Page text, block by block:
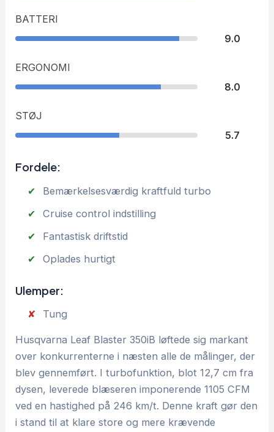
BATTERI
9.0
ERGONOMI
8.0
STØJ
5.7
Fordele:
Bemærkelsesværdig kraftfuld turbo
Cruise control indstilling
Fantastisk driftstid
Oplades hurtigt
Ulemper:
Tung
Husqvarna Leaf Blaster 350iB løftede sig markant
over konkurrenterne i næsten alle de målinger, der
blev gennemført. I turbofunktion, blot 12,7 cm fra
dysen, leverede blæseren imponerende 1105 CFM
ved en hastighed på 246 km/t. Denne kraft gør den
i stand til at klare store og mere krævende